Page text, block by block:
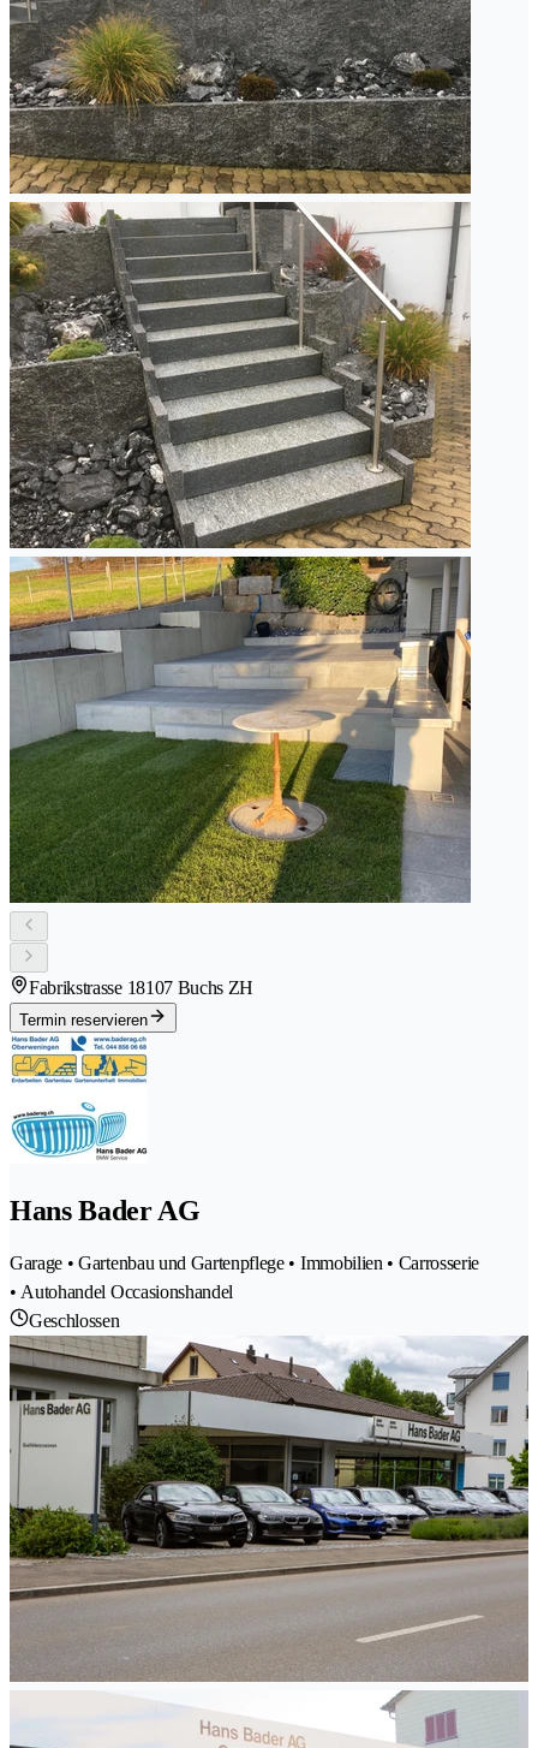
Fabrikstrasse 18107 Buchs ZH
Termin reservieren
Hans Bader AG
Garage • Gartenbau und Gartenpflege • Immobilien • Carrosserie
• Autohandel Occasionshandel
Geschlossen